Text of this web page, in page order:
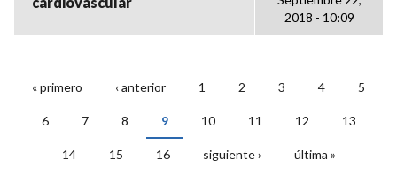
2018 - 10:09
PÁGINAS
« primero ‹ anterior 1 2 3 4 5
6 7 8 9 10 11 12 13
14 15 16 siguiente › última »